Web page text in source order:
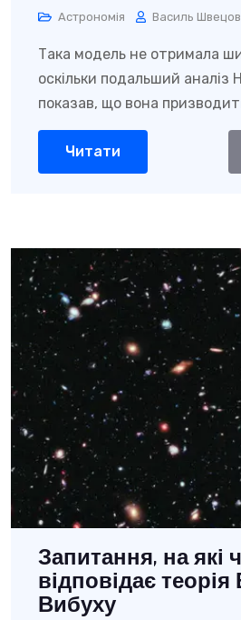
Астрономія
Василь Швецов
Така модель не отримала
оскільки подальший аналіз
показав, що вона
Читати
Запитання, на які
відповідає
Вибуху